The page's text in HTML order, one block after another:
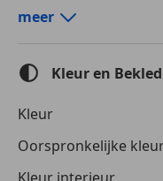
Comfort en
Lederen stuurwiel
Parkeerhulp achter
Entertainment
Boordcomputer
meer
Kleur en
Kleur
Oorspronkelijke